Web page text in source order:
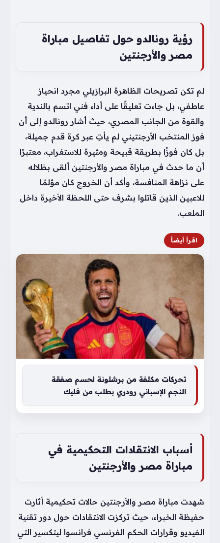
رؤية رونالدو حول تفاصيل مباراة
مصر والأرجنتين
لم تكن تصريحات الظاهرة البرازيلي مجرد انحياز
عاطفي، بل جاءت تعليقًا على أداء فني اتسم بالندية
والقوة من الجانب المصري، حيث أشار رونالدو إلى أن
فوز المنتخب الأرجنتيني لم يأتِ عبر كرة قدم جميلة،
بل كان فوزًا بطريقة قبيحة ومثيرة للاستغراب، معتبرًا
أن ما حدث في مباراة مصر والأرجنتين ألقى بظلاله
على نزاهة المنافسة، وأكد أن الخروج كان مؤلمًا
للاعبين الذين قاتلوا بشرف حتى اللحظة الأخيرة داخل
الملعب.
اقرأ أيضاً
تحركات مكثفة من برشلونة لحسم صفقة
النجم الإسباني رودري بطلب من فليك
أسباب الانتقادات التحكيمية في
مباراة مصر والأرجنتين
شهدت مباراة مصر والأرجنتين حالات تحكيمية أثارت
حفيظة الخبراء، حيث تركزت الانتقادات حول دور تقنية
الفيديو وقرارات الحكم الفرنسي فرانسوا ليتكسير التي